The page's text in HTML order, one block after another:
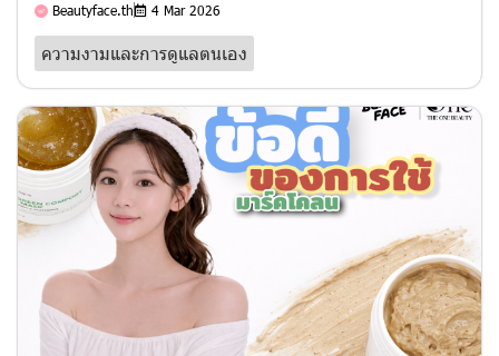
Beautyface.th 4 Mar 2026
ความงามและการดูแลตนเอง